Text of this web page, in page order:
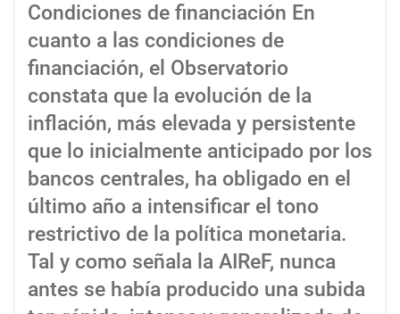
Condiciones de financiación En
cuanto a las condiciones de
financiación, el Observatorio
constata que la evolución de la
inflación, más elevada y persistente
que lo inicialmente anticipado por los
bancos centrales, ha obligado en el
último año a intensificar el tono
restrictivo de la política monetaria.
Tal y como señala la AIReF, nunca
antes se había producido una subida